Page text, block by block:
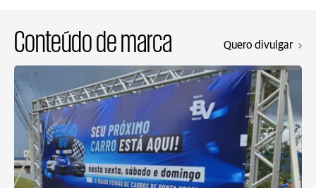
Conteúdo de marca Quero divulgar